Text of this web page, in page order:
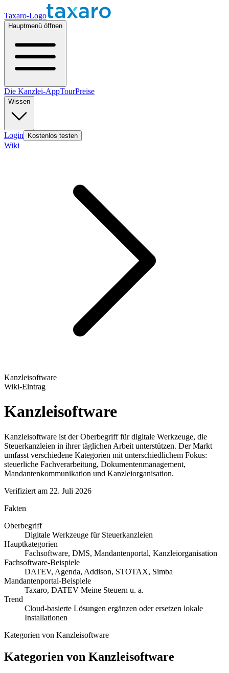
Taxaro-Logo
Hauptmenü öffnen
Die Kanzlei-AppTourPreise
Wissen
Login Kostenlos testen
Wiki
Kanzleisoftware
Wiki-Eintrag
Kanzleisoftware
Kanzleisoftware ist der Oberbegriff für digitale Werkzeuge, die
Steuerkanzleien in ihrer täglichen Arbeit unterstützen. Der Markt
umfasst verschiedene Kategorien mit unterschiedlichem Fokus:
steuerliche Fachverarbeitung, Dokumentenmanagement,
Mandantenkommunikation und Kanzleiorganisation.
Verifiziert am 22. Juli 2026
Fakten
Oberbegriff
Digitale Werkzeuge für Steuerkanzleien
Hauptkategorien
Fachsoftware, DMS, Mandantenportal, Kanzleiorganisation
Fachsoftware-Beispiele
DATEV, Agenda, Addison, STOTAX, Simba
Mandantenportal-Beispiele
Taxaro, DATEV Meine Steuern u. a.
Trend
Cloud-basierte Lösungen ergänzen oder ersetzen lokale
Installationen
Kategorien von Kanzleisoftware
Kategorien von Kanzleisoftware